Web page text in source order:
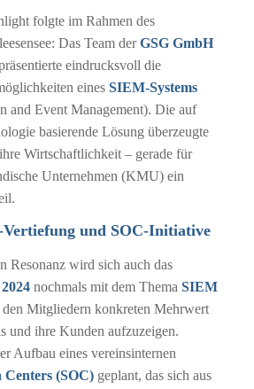
folgte im Rahmen des
Das Team derGSG GmbH
eindrucksvoll die
eines SIEM-Systems
and Event Management). Die auf
basierende Lösung überzeugte
Wirtschaftlichkeit – gerade für
Unternehmen (KMU) ein
und SOC-Initiative
Resonanz wird sich auch das
nochmals mit dem Thema SIEM
den Mitgliedern konkreten Mehrwert
und ihre Kunden aufzuzeigen.
Aufbau eines vereinsinternen
(SOC)geplant, das sich aus